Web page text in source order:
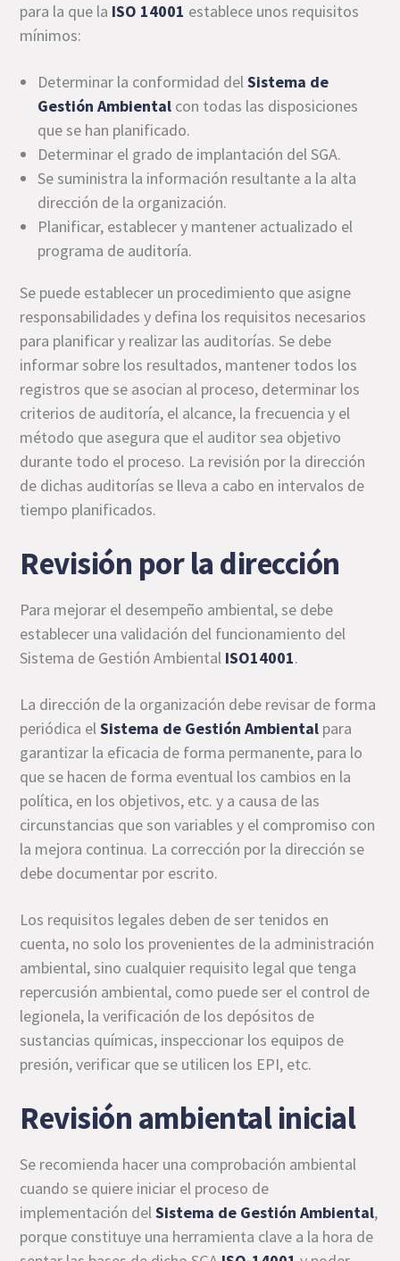
para la que la ISO 14001 establece unos requisitos
mínimos:
Determinar la conformidad delSistema de
Gestión Ambiental con todas las disposiciones
que se han planificado.
Determinar el grado de implantación del SGA.
Se suministra la información resultante a la alta
dirección de la organización.
Planificar, establecer y mantener actualizado el
programa de auditoría.
Se puede establecer un procedimiento que asigne
responsabilidades y defina los requisitos necesarios
para planificar y realizar las auditorías. Se debe
informar sobre los resultados, mantener todos los
registros que se asocian al proceso, determinar los
criterios de auditoría, el alcance, la frecuencia y el
método que asegura que el auditor sea objetivo
durante todo el proceso. La revisión por la dirección
de dichas auditorías se lleva a cabo en intervalos de
tiempo planificados.
Revisión por la dirección
Para mejorar el desempeño ambiental, se debe
establecer una validación del funcionamiento del
Sistema de Gestión Ambiental ISO14001.
La dirección de la organización debe revisar de forma
periódica elSistema de Gestión Ambiental para
garantizar la eficacia de forma permanente, para lo
que se hacen de forma eventual los cambios en la
política, en los objetivos, etc. y a causa de las
circunstancias que son variables y el compromiso con
la mejora continua. La corrección por la dirección se
debe documentar por escrito.
Los requisitos legales deben de ser tenidos en
cuenta, no solo los provenientes de la administración
ambiental, sino cualquier requisito legal que tenga
repercusión ambiental, como puede ser el control de
legionela, la verificación de los depósitos de
sustancias químicas, inspeccionar los equipos de
presión, verificar que se utilicen los EPI, etc.
Revisión ambiental inicial
Se recomienda hacer una comprobación ambiental
cuando se quiere iniciar el proceso de
implementación delSistema de Gestión Ambiental,
porque constituye una herramienta clave a la hora de